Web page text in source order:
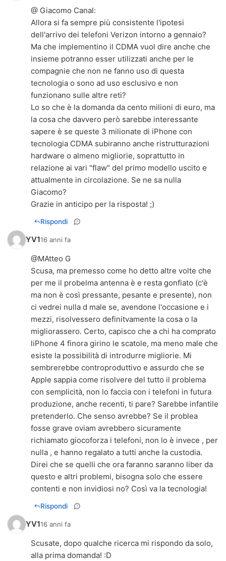
@ Giacomo Canal:
Allora si fa sempre più consistente l'ipotesi
dell'arrivo dei telefoni Verizon intorno a gennaio?
Ma che implementino il CDMA vuol dire anche che
insieme potranno esser utilizzati anche per le
compagnie che non ne fanno uso di questa
tecnologia o sono ad uso esclusivo e non
funzionano sulle altre reti?
Lo so che è la domanda da cento milioni di euro, ma
la cosa che davvero però sarebbe interessante
sapere è se queste 3 milionate di iPhone con
tecnologia CDMA subiranno anche ristrutturazioni
hardware o almeno migliorie, soprattutto in
relazione ai vari "flaw" del primo modello uscito e
attualmente in circolazione. Se ne sa nulla
Giacomo?
Grazie in anticipo per la risposta! ;)
Rispondi
YV116 anni fa
@MAtteo G
Scusa, ma premesso come ho detto altre volte che
per me il probelma antenna è e resta gonfiato (c'è
ma non è così pressante, pesante e presente), non
ci vedrei nulla d male se, avendone l'occasione e i
mezzi, risolvessero definitvamente la cosa o la
migliorassero. Certo, capisco che a chi ha comprato
liPhone 4 finora girino le scatole, ma meno male che
esiste la possibilità di introdurre migliorie. Mi
sembrerebbe controproduttivo e assurdo che se
Apple sappia come risolvere del tutto il problema
con semplicità, non lo faccia con i telefoni in futura
produzione, anche recenti, ti pare? Sarebbe infantile
pretenderlo. Che senso avrebbe? Se il problea
fosse grave oviam avrebbero sicuramente
richiamato giocoforza i telefoni, non lo è invece , per
nulla , e hanno regalato a tutti anche la custodia.
Direi che se quelli che ora faranno saranno liber da
questo e altri problemi, bisogna solo che essere
contenti e non invidiosi no? Così va la tecnologia!
Rispondi
YV116 anni fa
Scusate, dopo qualche ricerca mi rispondo da solo,
alla prima domanda! :D